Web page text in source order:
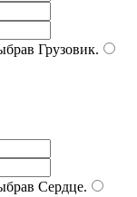
Грузовик.
Сердце.